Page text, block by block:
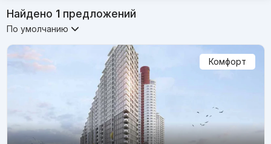
Найдено 1предложений
По умолчанию
Комфорт